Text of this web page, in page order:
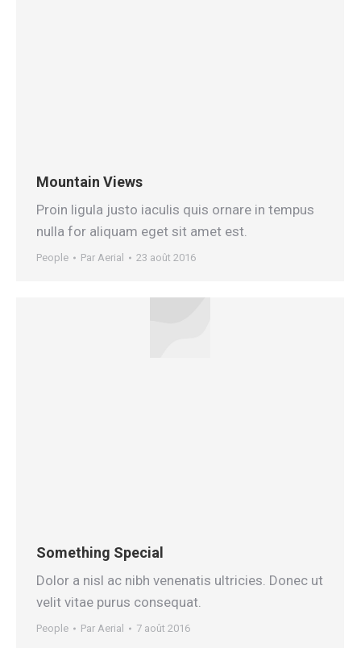
Mountain Views
Proin ligula justo iaculis quis ornare in tempus
nulla for aliquam eget sit amet est.
People Par Aerial 23 août 2016
Something Special
Dolor a nisl ac nibh venenatis ultricies. Donec ut
velit vitae purus consequat.
People Par Aerial 7 août 2016